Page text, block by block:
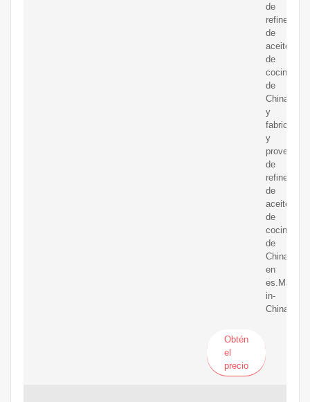
de
refinería
de
aceite
de
cocina
de
China
y
fabricantes
y
de
refinería
de
aceite
de
cocina
de
China
en
es.Made-
in-
China.com
Obtén
el
precio